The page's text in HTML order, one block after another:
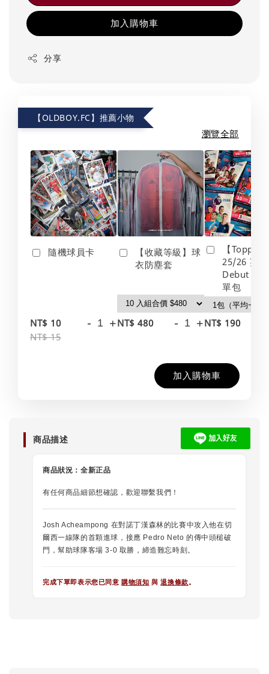
加入購物車
分享
【OLDBOY.FC】推薦小物
瀏覽全部
隨機球員卡
NT$ 10
NT$ 15
- +
【收藏等級】球
衣防塵套
NT$ 480 - +
【Topps】
25/26 英
Debut
單包
NT$ 190
加入購物車
商品描述
商品狀況： 全新正品
有任何商品細節想確認，歡迎聯繫我們！
Josh Acheampong 在對諾丁漢森林的比賽中攻入他在切
爾西一線隊的首顆進球，接應 Pedro Neto 的傳中頭槌破
門，幫助球隊客場 3-0 取勝，締造難忘時刻。
完成下單即表示您已同意 購物須知 與退換條款。